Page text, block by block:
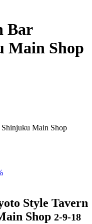
Bar
Main Shop
Main Shop
Style Tavern
Shop 2-9-18